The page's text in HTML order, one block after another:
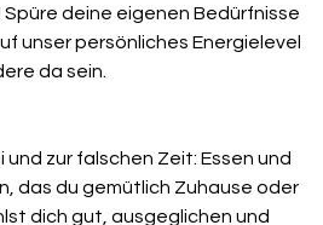
Spüre deine eigenen Bedürfnisse
unser persönliches Energielevel
da sein.
zur falschen Zeit: Essen und
das du gemütlich Zuhause oder
dich gut, ausgeglichen und